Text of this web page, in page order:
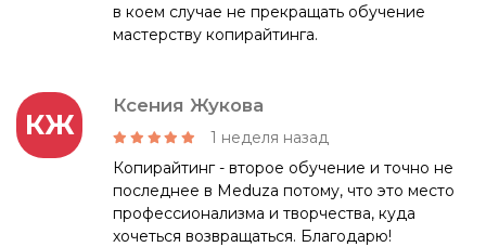
в коем случае не прекращать обучение
мастерству копирайтинга.
КЖ
Ксения Жукова
1 неделя назад
Копирайтинг - второе обучение и точно не
последнее в Meduza потому, что это место
профессионализма и творчества, куда
хочеться возвращаться. Благодарю!